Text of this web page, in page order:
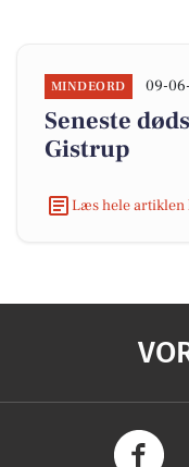
MINDEORD 09-
Seneste
Gistrup
Læs hele artiklen